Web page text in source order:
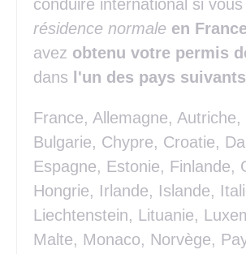
conduire international si
résidence normale en
avez obtenu votre permis
dans
l'un des pays suivants
France, Allemagne, Autriche,
Bulgarie, Chypre, Croatie,
Espagne, Estonie, Finlande,
Hongrie, Irlande, Islande,
Liechtenstein, Lituanie,
Malte, Monaco, Norvège,